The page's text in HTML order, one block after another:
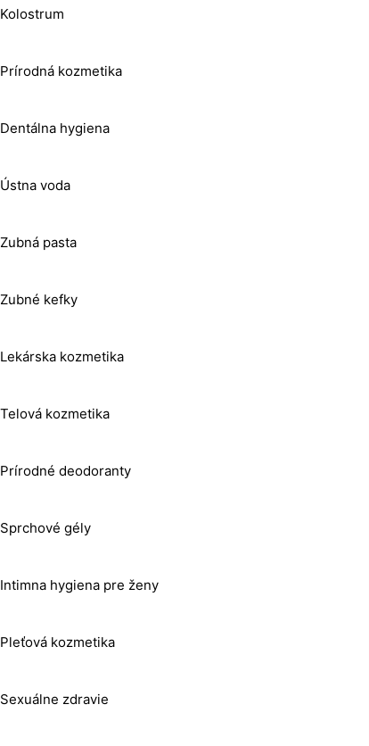
Kolostrum
Prírodná kozmetika
Dentálna hygiena
Ústna voda
Zubná pasta
Zubné kefky
Lekárska kozmetika
Telová kozmetika
Prírodné deodoranty
Sprchové gély
Intimna hygiena pre ženy
Pleťová kozmetika
Sexuálne zdravie